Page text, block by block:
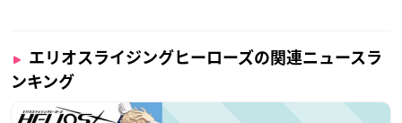
エリオスライジングヒーローズの関連ニュースラ
ンキング